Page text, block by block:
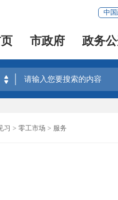
中国
市政府 政务
习 > 零工市场 > 服务